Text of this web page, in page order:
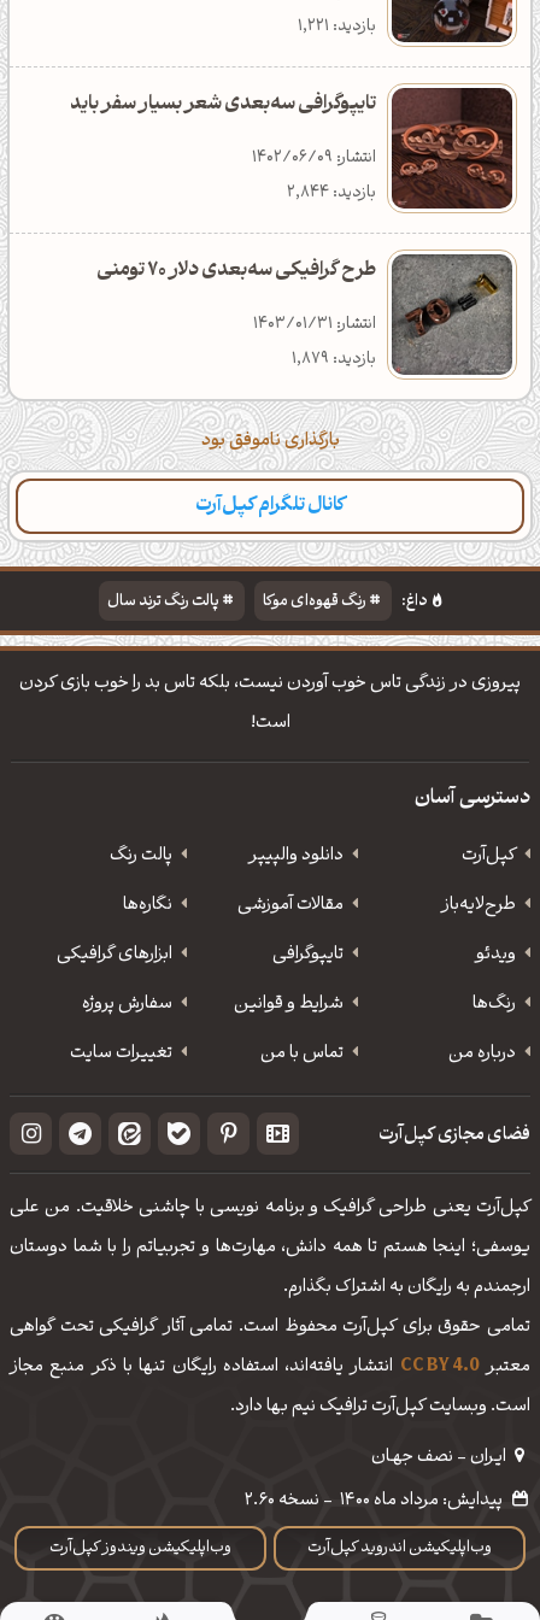
بازدید: 7,651
دسته‌بندی: تکنولوژی
دانلود: 371
بازدید: 1,221
تایپوگرافی سه‌بعدی شعر بسیار سفر باید
انتشار: 1402/06/09
بازدید: 2,844
طرح گرافیکی سه‌بعدی دلار 70 تومنی
انتشار: 1403/01/31
بازدید: 1,879
بارگذاری ناموفق بود
کانال تلگرام کپل‌آرت
داغ: رنگ قهوه‌ای موکا
پالت رنگ ترند سال
دانلود والپیپر مذهبی
تایپوگرافی شعر مولانا
پیروزی در زندگی تاس خوب آوردن نیست، بلکه تاس بد را خوب بازی کردن
است!
دسترسی آسان
کپل‌آرت دانلود‌ والپیپر
پالت رنگ
طرح‌لایه‌باز
مقالات آموزشی
نگاره‌ها
ویدئو
‌تایپوگرافی
ابزارهای گرافیکی
رنگ‌ها
شرایط و قوانین
سفارش پروژه
درباره من
تماس با من تغییرات سایت
فضای مجازی کپل‌آرت
کپل‌آرت یعنی طراحی گرافیک و برنامه نویسی با چاشنی خلاقیت. من علی
یوسفی؛ اینجا هستم تا همه دانش، مهارت‌‌ها و تجربیاتم را با شما دوستان
ارجمندم به رایگان به اشتراک بگذارم.
تمامی حقوق برای کپل‌آرت محفوظ است. تمامی آثار گرافیکی تحت گواهی
معتبرCC BY 4.0 انتشار یافته‌اند، استفاده رایگان تنها با ذکر منبع مجاز
است. وبسایت کپل‌آرت ترافیک نیم بها دارد.
ایـران - نصف جهـان
وب‌اپلیکیشن اندروید کپل‌آرت وب‌اپلیکیشن ویندوز کپل‌آرت
پیدایش: مرداد ماه 1400 - نسخه 2.60